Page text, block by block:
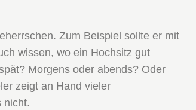
Zum Beispiel sollte er mit
wissen, wo ein Hochsitz gut
Morgens oder abends? Oder
zeigt an Hand vieler
nicht.